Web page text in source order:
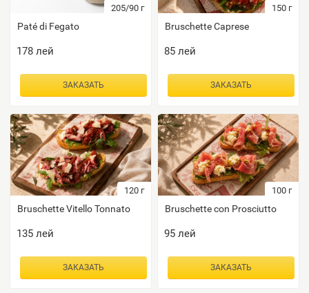
205/90 г
Paté di Fegato
178лей
ЗАКАЗАТЬ
150 г
Bruschette Caprese
85лей
ЗАКАЗАТЬ
120 г
Bruschette Vitello Tonnato
135лей
ЗАКАЗАТЬ
100 г
Bruschette con Prosciutto
95лей
ЗАКАЗАТЬ